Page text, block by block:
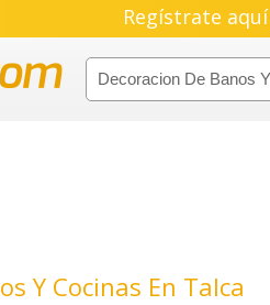
Regístrate
Y Cocinas En Talca